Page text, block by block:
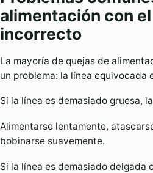
alimentación con
incorrecto
La mayoría de quejas de
un problema: la línea equivocada
Si la línea es demasiado gruesa,
Alimentarse lentamente,
bobinarse suavemente.
Si la línea es demasiado delgada